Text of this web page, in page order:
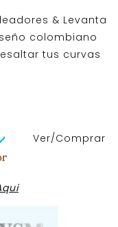
& Levanta
colombiano
tus curvas
Ver/Comprar